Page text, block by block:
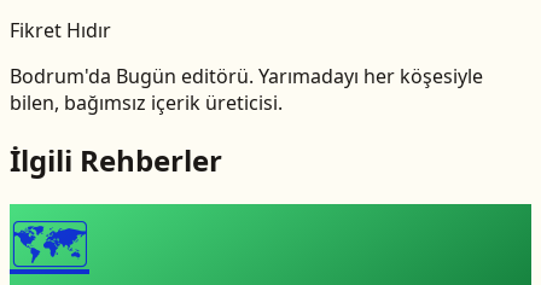
Fikret Hıdır
Bodrum'da Bugün editörü. Yarımadayı her köşesiyle
bilen, bağımsız içerik üreticisi.
İlgili Rehberler
🗺